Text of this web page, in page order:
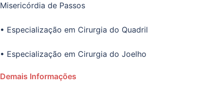
Misericórdia de Passos
• Especialização em Cirurgia do Quadril
• Especialização em Cirurgia do Joelho
Demais Informações